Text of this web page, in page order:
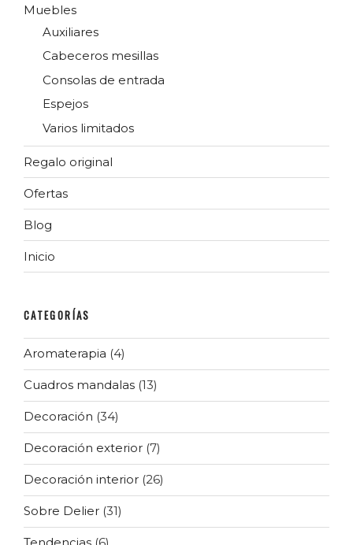
Muebles
Auxiliares
Cabeceros mesillas
Consolas de entrada
Espejos
Varios limitados
Regalo original
Ofertas
Blog
Inicio
CATEGORÍAS
Aromaterapia (4)
Cuadros mandalas (13)
Decoración (34)
Decoración exterior (7)
Decoración interior (26)
Sobre Delier (31)